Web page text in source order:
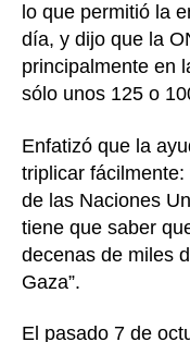
lo que permitió la
día, y dijo que la
principalmente en
sólo unos 125 o
Enfatizó que la
triplicar
de las Naciones
tiene que saber
decenas de miles
Gaza”.
El pasado 7 de